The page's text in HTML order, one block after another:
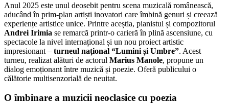
Anul 2025 este unul deosebit pentru scena muzicală românească,
aducând în prim-plan artiști inovatori care îmbină genuri și creează
experiențe artistice unice. Printre aceștia, pianistul și compozitorul
Andrei Irimia se remarcă printr-o carieră în plină ascensiune, cu
spectacole la nivel internațional și un nou proiect artistic
impresionant – turneul național “Lumini și Umbre”. Acest
turneu, realizat alături de actorul Marius Manole, propune un
dialog emoționant între muzică și poezie. Oferă publicului o
călătorie multisenzorială de neuitat.
O îmbinare a muzicii neoclasice cu poezia